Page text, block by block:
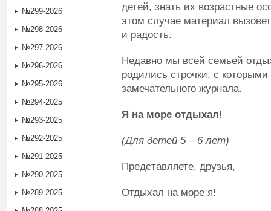
детей, знать их возрастные
этом случае материал
и радость.
Недавно мы всей семьей
родились строчки, с
замечательного журнала.
Я на море отдыхал!
(Для детей 5 – 6 лет)
Представляете, друзья,
Отдыхал на море я!
№299-2026
№298-2026
№297-2026
№296-2026
№295-2026
№294-2025
№293-2025
№292-2025
№291-2025
№290-2025
№289-2025